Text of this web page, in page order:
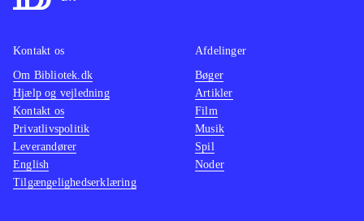
Kontakt os
Om Bibliotek.dk
Hjælp og vejledning
Kontakt os
Privatlivspolitik
Leverandører
English
Tilgængelighedserklæring
Afdelinger
Bøger
Artikler
Film
Musik
Spil
Noder